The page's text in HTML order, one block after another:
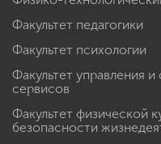
Факультет педагогики
Факультет психологии
Факультет управления
сервисов
Факультет физической
безопасности